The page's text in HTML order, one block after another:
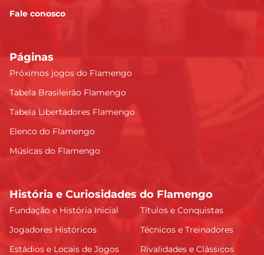
Fale conosco
Páginas
Próximos jogos do Flamengo
Tabela Brasileirão Flamengo
Tabela Libertadores Flamengo
Elenco do Flamengo
Músicas do Flamengo
História e Curiosidades do Flamengo
Fundação e História Inicial
Títulos e Conquistas
Jogadores Históricos
Técnicos e Treinadores
Estádios e Locais de Jogos
Rivalidades e Clássicos